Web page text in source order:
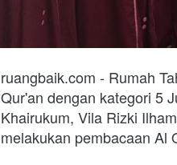
ruangbaik.com - Rumah
Qur'an dengan kategori 5
Khairukum, Vila Rizki
melakukan pembacaan Al